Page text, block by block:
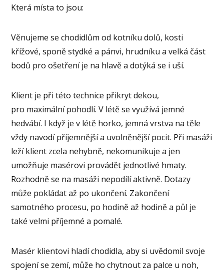
Která místa to jsou:
Věnujeme se chodidlům od kotníku dolů, kosti
křížové, sponě stydké a pánvi, hrudníku a velká část
bodů pro ošetření je na hlavě a dotýká se i uší.
Klient je při této technice přikryt dekou,
pro maximální pohodlí. V létě se využívá jemné
hedvábí. I když je v létě horko, jemná vrstva na těle
vždy navodí příjemnější a uvolněnější pocit. Při masáži
leží klient zcela nehybně, nekomunikuje a jen
umožňuje masérovi provádět jednotlivé hmaty.
Rozhodně se na masáži nepodílí aktivně. Dotazy
může pokládat až po ukončení. Zakončení
samotného procesu, po hodině až hodině a půl je
také velmi příjemné a pomalé.
Masér klientovi hladí chodidla, aby si uvědomil svoje
spojení se zemí, může ho chytnout za palce u noh,